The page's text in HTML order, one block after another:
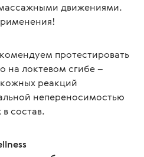
движениями.
протестировать
на локтевом сгибе –
реакций
непереносимостью
состав.